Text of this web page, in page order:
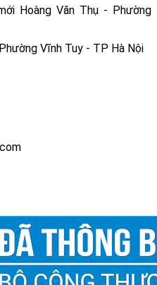
Hoàng Văn Thụ - Phường
Vĩnh Tuy - TP Hà Nội